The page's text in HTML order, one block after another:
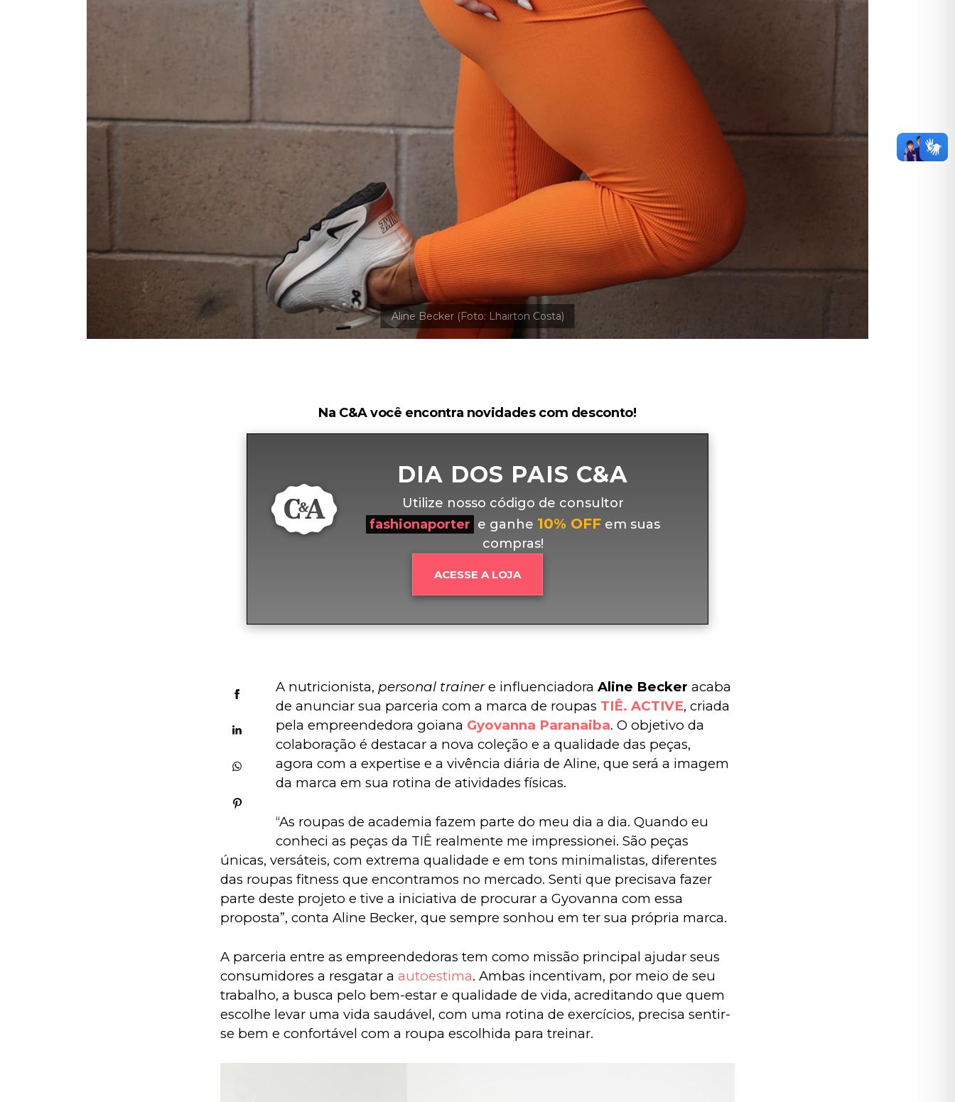
Na C&A você encontra novidades com desconto!
DIA DOS PAIS C&A
Utilize nosso código de consultor
fashionaporter e ganhe 10% OFFem suas
compras!
ACESSE A LOJA
A nutricionista, personal trainer e influenciadora Aline Becker acaba
de anunciar sua parceria com a marca de roupas TIÊ. ACTIVE, criada
pela empreendedora goiana Gyovanna Paranaiba. O objetivo da
colaboração é destacar a nova coleção e a qualidade das peças,
agora com a expertise e a vivência diária de Aline, que será a imagem
da marca em sua rotina de atividades físicas.
“As roupas de academia fazem parte do meu dia a dia. Quando eu
conheci as peças da TIÊ realmente me impressionei. São peças
únicas, versáteis, com extrema qualidade e em tons minimalistas, diferentes
das roupas fitness que encontramos no mercado. Senti que precisava fazer
parte deste projeto e tive a iniciativa de procurar a Gyovanna com essa
proposta”, conta Aline Becker, que sempre sonhou em ter sua própria marca.
A parceria entre as empreendedoras tem como missão principal ajudar seus
consumidores a resgatar a autoestima. Ambas incentivam, por meio de seu
trabalho, a busca pelo bem-estar e qualidade de vida, acreditando que quem
escolhe levar uma vida saudável, com uma rotina de exercícios, precisa sentir-
se bem e confortável com a roupa escolhida para treinar.